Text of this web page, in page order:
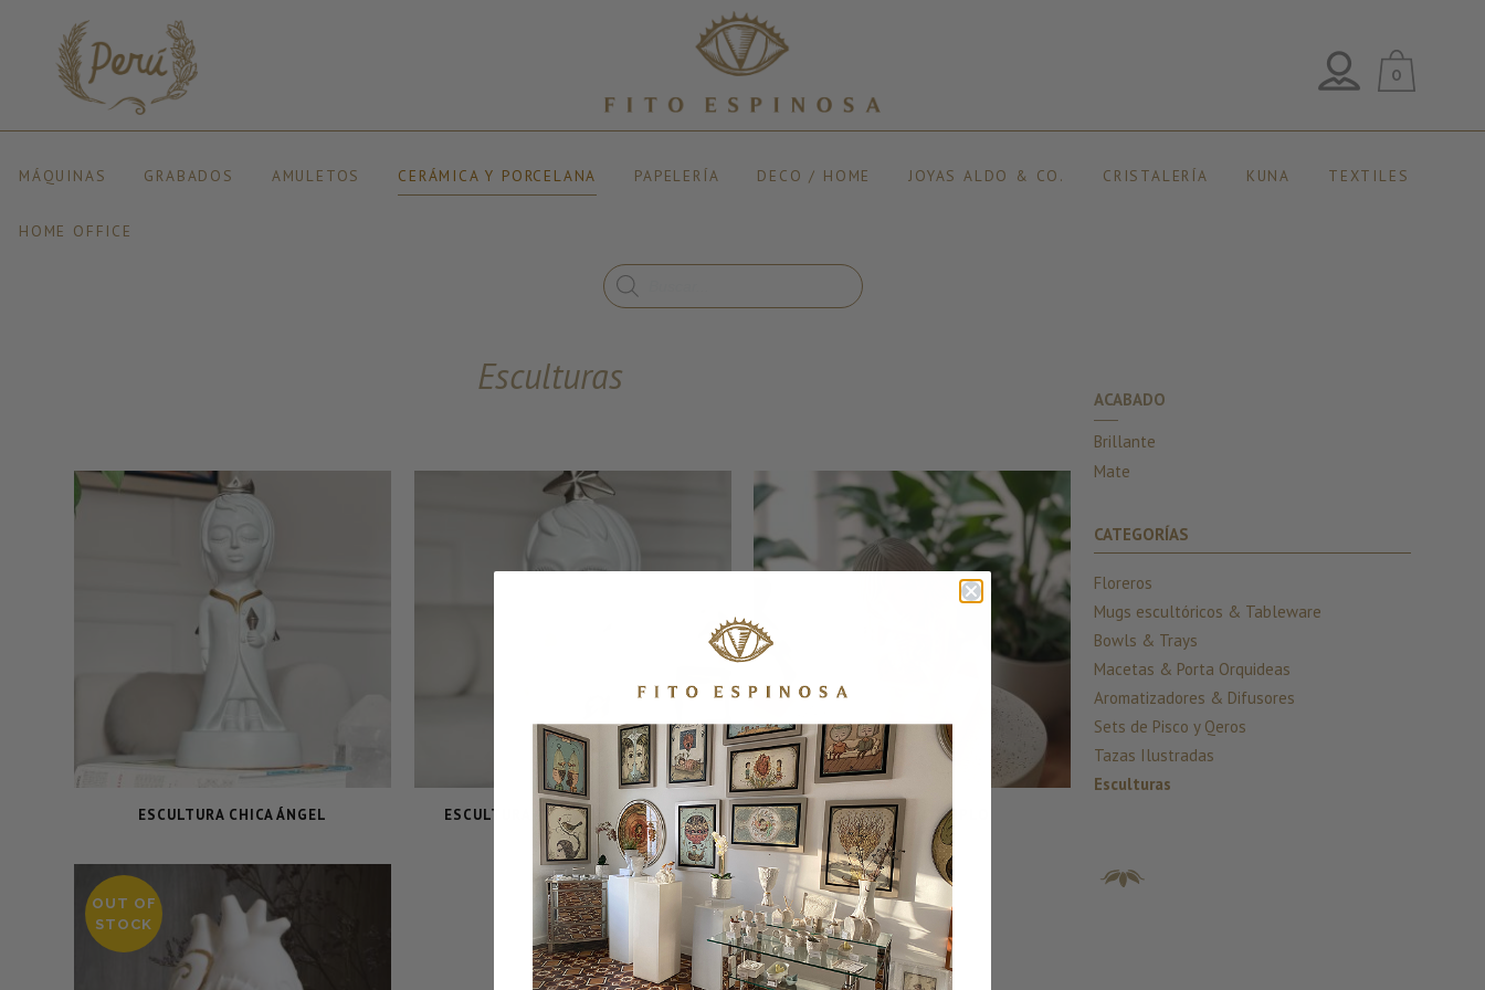
0
MÁQUINAS GRABADOS AMULETOS CERÁMICA Y PORCELANA PAPELERÍA DECO / HOME JOYAS ALDO & CO. CRISTALERÍA KUNA TEXTILES
HOME OFFICE
Esculturas
ESCULTURA CHICA ÁNGEL ESCULTURA CHICO CON ESTRELLA ESCULTURA TEMPLO
OUT OF
STOCK
ACABADO
Brillante
Mate
CATEGORÍAS
Floreros
Mugs escultóricos & Tableware
Bowls & Trays
Macetas & Porta Orquideas
Aromatizadores & Difusores
Sets de Pisco y Qeros
Tazas Ilustradas
Esculturas